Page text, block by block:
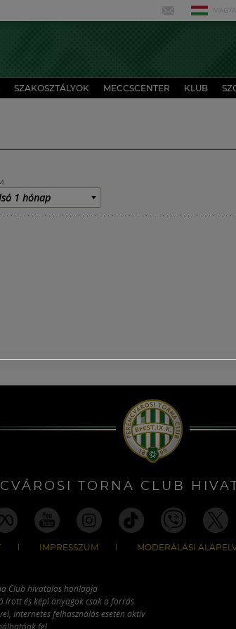
SZAKOSZTÁLYOK MECCSCENTER KLUB
1 hónap
TORNA CLUB
IMPRESSZUM MODERÁLÁSI
Club hivatalos honlapja
írott és képi anyagok csak a forrás
internetes felhasználás esetén aktív
fel.